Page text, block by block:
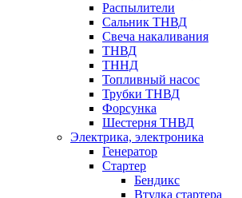
Распылители
Сальник ТНВД
Свеча накаливания
ТНВД
ТННД
Топливный насос
Трубки ТНВД
Форсунка
Шестерня ТНВД
Электрика, электроника
Генератор
Стартер
Бендикс
Втулка стартера